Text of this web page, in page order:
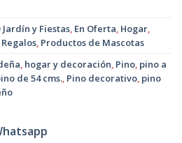
Jardín y Fiestas, En Oferta, Hogar,
, Productos de Mascotas
, hogar y decoración, Pino, pino a
de 54 cms., Pino decorativo, pino